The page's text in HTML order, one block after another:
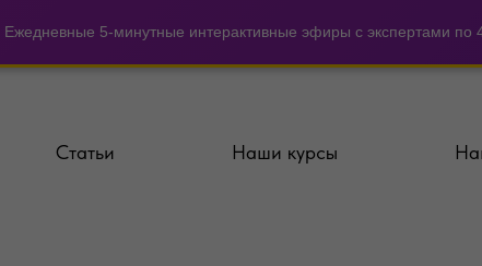
Ежедневные 5-минутные интерактивные эфиры с экспертами по
Статьи Наши курсы